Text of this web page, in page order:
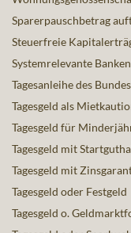
Sparerpauschbetrag
Steuerfreie
Systemrelevante Banken
Tagesanleihe des Bundes
Tagesgeld als
Tagesgeld für
Tagesgeld mit
Tagesgeld mit
Tagesgeld oder Festgeld
Tagesgeld o.